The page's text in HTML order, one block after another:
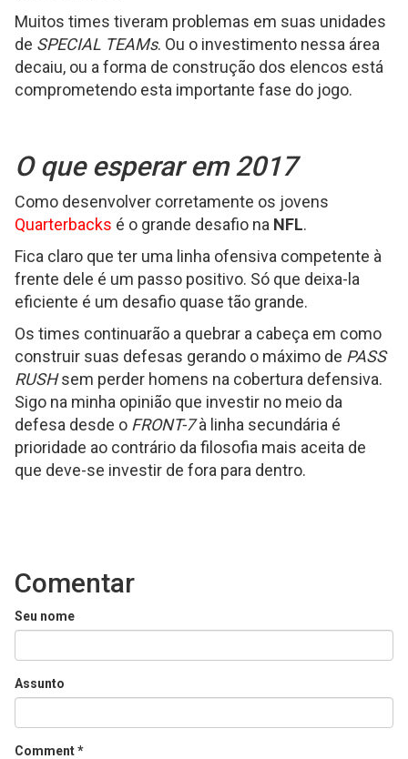
Muitos times tiveram problemas em suas unidades
de SPECIAL TEAMs. Ou o investimento nessa área
decaiu, ou a forma de construção dos elencos está
comprometendo esta importante fase do jogo.
O que esperar em 2017
Como desenvolver corretamente os jovens
Quarterbacks é o grande desafio na NFL.
Fica claro que ter uma linha ofensiva competente à
frente dele é um passo positivo. Só que deixa-la
eficiente é um desafio quase tão grande.
Os times continuarão a quebrar a cabeça em como
construir suas defesas gerando o máximo de PASS
RUSHsem perder homens na cobertura defensiva.
Sigo na minha opinião que investir no meio da
defesa desde o FRONT-7à linha secundária é
prioridade ao contrário da filosofia mais aceita de
que deve-se investir de fora para dentro.
Comentar
Seu nome
Assunto
Comment*